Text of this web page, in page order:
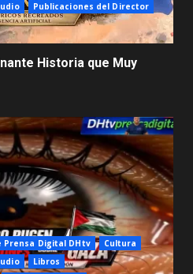
Publicaciones del Director
Historia que Muy
Prensa Digital DHtv
Cultura
Libros